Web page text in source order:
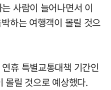
사람이 늘어나면서 이
하는 여행객이 몰릴 것으
휴 특별교통대책 기간인
릴 것으로 예상했다.